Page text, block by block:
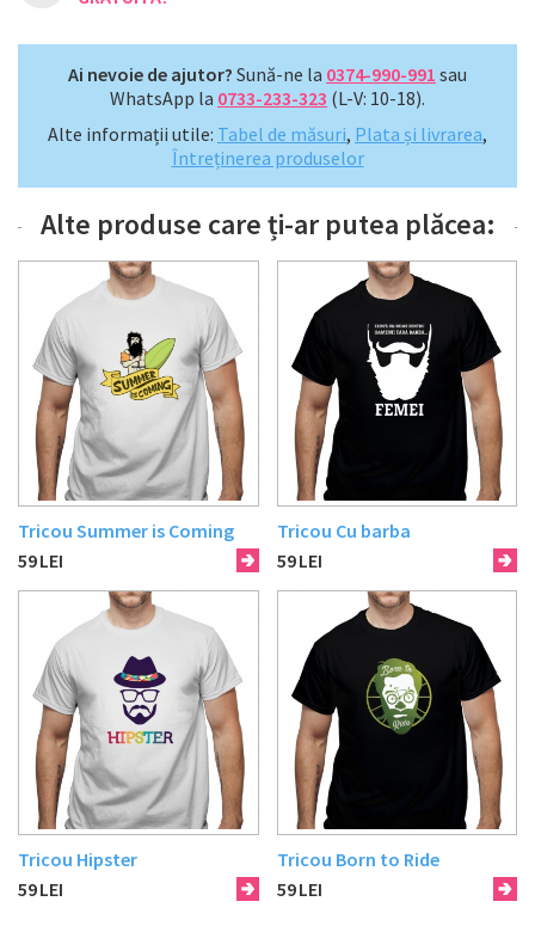
Ai nevoie de ajutor? Sună-ne la 0374-990-991 sau
WhatsApp la 0733-233-323 (L-V: 10-18).
Alte informații utile: Tabel de măsuri, Plata și livrarea,
Întreținerea produselor
Alte produse care ți-ar putea plăcea:
Tricou Summer is Coming
59LEI
Tricou Cu barba
59LEI
Tricou Hipster
59LEI
Tricou Born to Ride
59LEI